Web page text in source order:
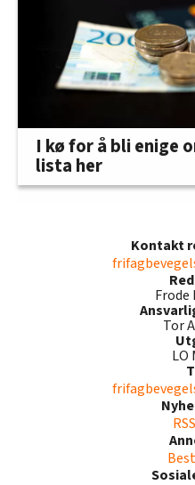
I kø for å bli enige
lista her
Kontakt
Frode
Tor
LO